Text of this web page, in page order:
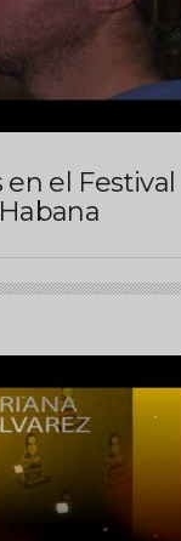
el Festival